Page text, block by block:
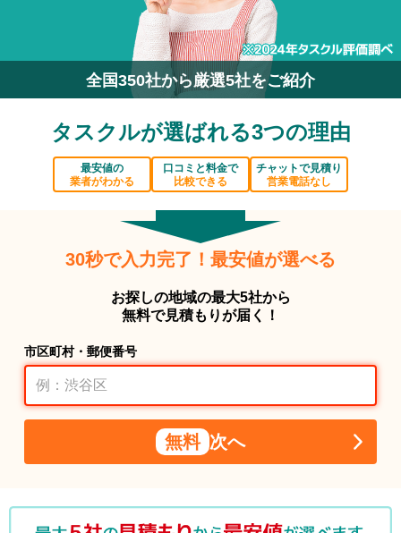
全国350社から厳選5社をご紹介
タスクルが選ばれる3つの理由
最安値の
業者がわかる
口コミと料金で
比較できる
チャットで見積り
営業電話なし
30秒で入力完了！最安値が選べる
お探しの地域の最大5社から
無料で見積もりが届く！
市区町村・郵便番号
無料 次へ